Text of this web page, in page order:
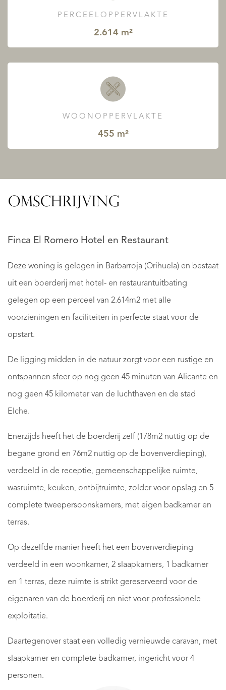
PERCEELOPPERVLAKTE
2.614 m²
WOONOPPERVLAKTE
455 m²
OMSCHRIJVING
Finca El Romero Hotel en Restaurant
Deze woning is gelegen in Barbarroja (Orihuela) en bestaat
uit een boerderij met hotel- en restaurantuitbating
gelegen op een perceel van 2.614m2 met alle
voorzieningen en faciliteiten in perfecte staat voor de
opstart.
De ligging midden in de natuur zorgt voor een rustige en
ontspannen sfeer op nog geen 45 minuten van Alicante en
nog geen 45 kilometer van de luchthaven en de stad
Elche.
Enerzijds heeft het de boerderij zelf (178m2 nuttig op de
begane grond en 76m2 nuttig op de bovenverdieping),
verdeeld in de receptie, gemeenschappelijke ruimte,
wasruimte, keuken, ontbijtruimte, zolder voor opslag en 5
complete tweepersoonskamers, met eigen badkamer en
terras.
Op dezelfde manier heeft het een bovenverdieping
verdeeld in een woonkamer, 2 slaapkamers, 1 badkamer
en 1 terras, deze ruimte is strikt gereserveerd voor de
eigenaren van de boerderij en niet voor professionele
exploitatie.
Daartegenover staat een volledig vernieuwde caravan, met
slaapkamer en complete badkamer, ingericht voor 4
personen.